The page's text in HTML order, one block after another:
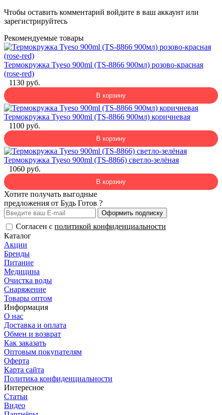
Чтобы оставить комментарий войдите в ваш аккаунт или
зарегистрируйтесь
Рекомендуемые товары
Термокружка Tyeso 900ml (TS-8866 900мл) розово-красная
(rose-red)
1130 руб.
В корзину
Термокружка Tyeso 900ml (TS-8866 900мл) коричневая
1100 руб.
В корзину
Термокружка Tyeso 900ml (TS-8866) светло-зелёная
1060 руб.
В корзину
Хотите получать выгодные
предложения от Будь Готов ?
Оформить подписку
Согласен с политикой конфиденциальности
Каталог
Акции
Бренды
Питание
Медицина
Очистка воды
Снаряжение
Товары оптом
Информация
О нас
Доставка и оплата
Обмен и возврат
Как заказать
Оптовым покупателям
Оферта
Карта сайта
Политика конфиденциальности
Интересное
Статьи
Видео